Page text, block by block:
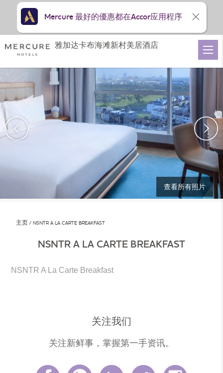
查看所有照片
主页 NSNTR A LA CARTE BREAKFAST
NSNTR A LA CARTE BREAKFAST
NSNTR A La Carte Breakfast
关注我们
关注新鲜事，掌握第一手资讯。
雅加达卡布海滩新村美居酒店
Mercure 最好的優惠都在Accor应用程序